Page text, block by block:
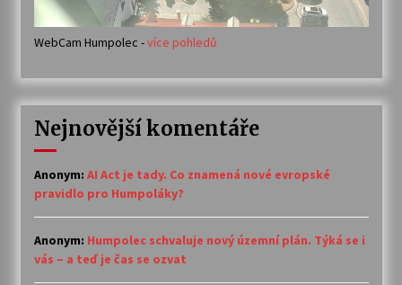
WebCam Humpolec -více pohledů
Nejnovější komentáře
Anonym: AI Act je tady. Co znamená nové evropské
pravidlo pro Humpoláky?
Anonym: Humpolec schvaluje nový územní plán. Týká se i
vás – a teď je čas se ozvat